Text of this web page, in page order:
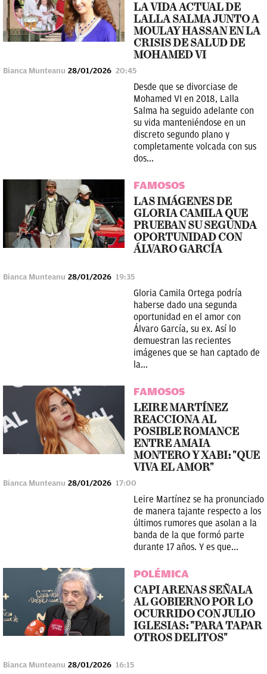
LA VIDA ACTUAL DE
LALLA SALMA JUNTO A
MOULAY HASSAN EN LA
CRISIS DE SALUD DE
MOHAMED VI
Bianca Munteanu 28/01/2026 20:45
Desde que se divorciase de
Mohamed VI en 2018, Lalla
Salma ha seguido adelante con
su vida manteniéndose en un
discreto segundo plano y
completamente volcada con sus
dos...
FAMOSOS
LAS IMÁGENES DE
GLORIA CAMILA QUE
PRUEBAN SU SEGUNDA
OPORTUNIDAD CON
ÁLVARO GARCÍA
Bianca Munteanu 28/01/2026 19:35
Gloria Camila Ortega podría
haberse dado una segunda
oportunidad en el amor con
Álvaro García, su ex. Así lo
demuestran las recientes
imágenes que se han captado de
la...
FAMOSOS
LEIRE MARTÍNEZ
REACCIONA AL
POSIBLE ROMANCE
ENTRE AMAIA
MONTERO Y XABI: "QUE
VIVA EL AMOR"
Bianca Munteanu 28/01/2026 17:00
Leire Martínez se ha pronunciado
de manera tajante respecto a los
últimos rumores que asolan a la
banda de la que formó parte
durante 17 años. Y es que...
POLÉMICA
CAPI ARENAS SEÑALA
AL GOBIERNO POR LO
OCURRIDO CON JULIO
IGLESIAS: "PARA TAPAR
OTROS DELITOS"
Bianca Munteanu 28/01/2026 16:15